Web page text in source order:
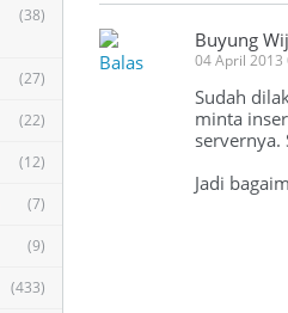
(38)
(27)
(22)
(12)
(7)
(9)
(433)
Balas
Buyung
04 April 2013
Sudah
minta
servernya.
Jadi